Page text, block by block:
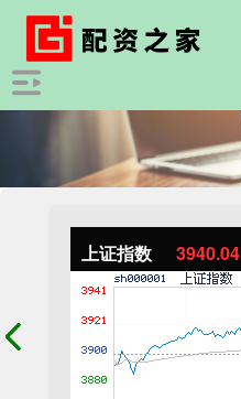
上证指数 3940.04